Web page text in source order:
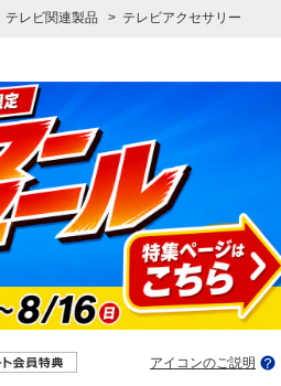
テレビ関連製品 > テレビアクセサリー
アイコンのご説明